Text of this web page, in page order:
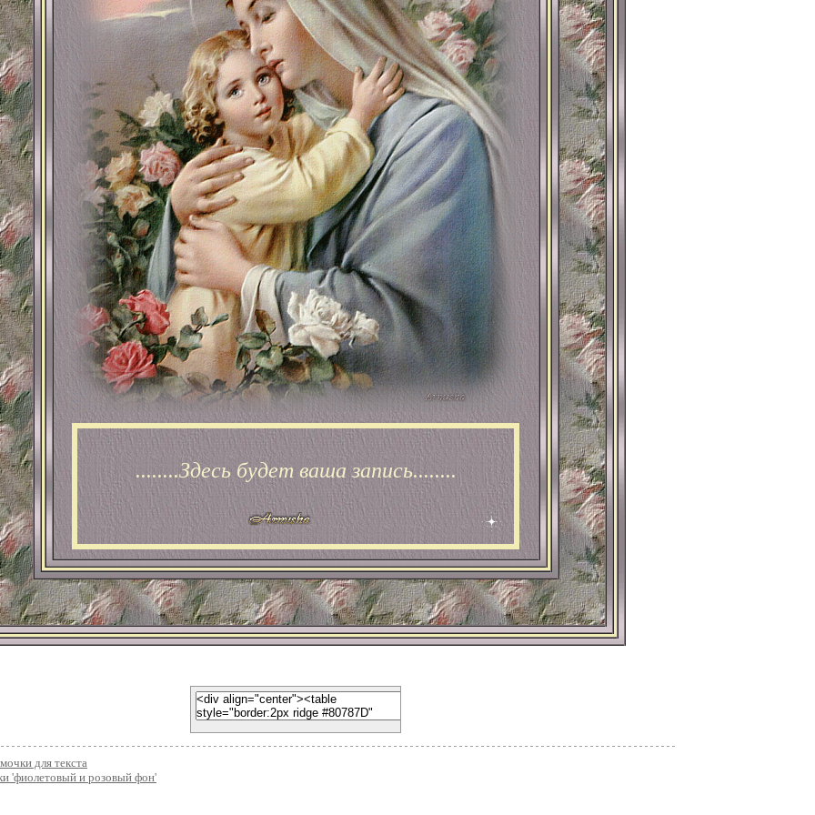
........Здесь будет ваша запись........
для текста
'фиолетовый и розовый фон'